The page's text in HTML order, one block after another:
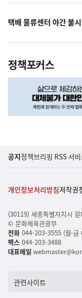
택배 물류센터 야간 불
정책포커스
공지정책브리핑 RSS 서
개인정보처리방침저작권
(30119) 세종특별자치시
© 문화체육관광부
전화044-203-3555 (월-금
팩스044-203-3488
대표메일
관련사이트